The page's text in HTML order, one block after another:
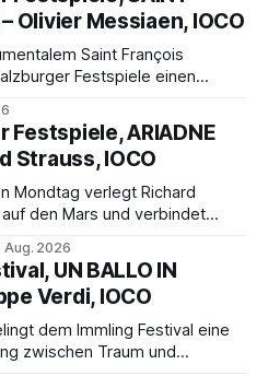
– Olivier Messiaen, IOCO
Saint François
Festspiele einen
Maxime Pascal entfaltet
Philippe Sly berührt als
ARIADNE
Strauss, IOCO
Mondtag verlegt Richard
den Mars und verbindet
und den Wiener
der zweite Akt jedoch
Aug. 2026
UN BALLO IN
Verdi, IOCO
dem Immling Festival eine
zwischen Traum und